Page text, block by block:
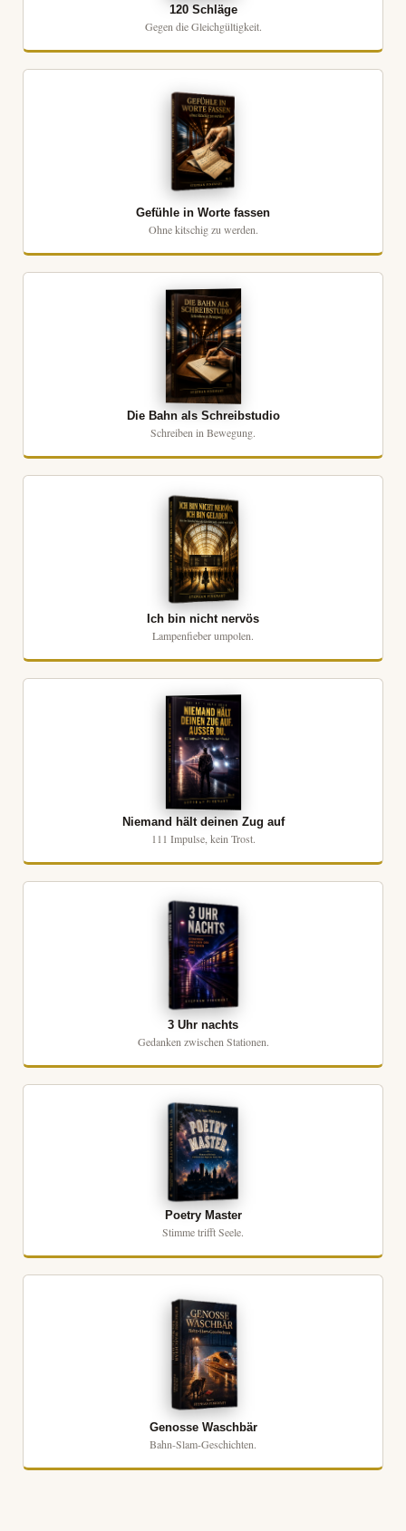
120 Schläge
Gegen die Gleichgültigkeit.
Gefühle in Worte fassen
Ohne kitschig zu werden.
Die Bahn als Schreibstudio
Schreiben in Bewegung.
Ich bin nicht nervös
Lampenfieber umpolen.
Niemand hält deinen Zug auf
111 Impulse, kein Trost.
3 Uhr nachts
Gedanken zwischen Stationen.
Poetry Master
Stimme trifft Seele.
Genosse Waschbär
Bahn-Slam-Geschichten.